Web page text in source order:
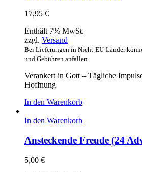
17,95 €
Enthält 7% MwSt.
zzgl. Versand
Bei Lieferungen in Nicht-EU-Länder
und Gebühren anfallen.
Verankert in Gott – Tägliche
Hoffnung
In den Warenkorb
In den Warenkorb
Ansteckende Freude (24
5,00 €